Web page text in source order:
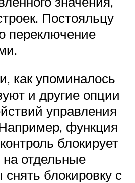
Постояльцу
переключение
как упоминалось
и другие опции
управления
функция
блокирует
отдельные
блокировку с